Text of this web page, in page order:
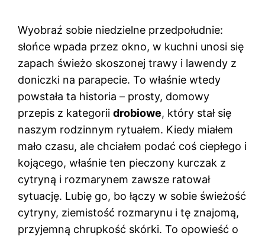
Wyobraź sobie niedzielne przedpołudnie:
słońce wpada przez okno, w kuchni unosi się
zapach świeżo skoszonej trawy i lawendy z
doniczki na parapecie. To właśnie wtedy
powstała ta historia – prosty, domowy
przepis z kategoriidrobiowe, który stał się
naszym rodzinnym rytuałem. Kiedy miałem
mało czasu, ale chciałem podać coś ciepłego i
kojącego, właśnie ten pieczony kurczak z
cytryną i rozmarynem zawsze ratował
sytuację. Lubię go, bo łączy w sobie świeżość
cytryny, ziemistość rozmarynu i tę znajomą,
przyjemną chrupkość skórki. To opowieść o